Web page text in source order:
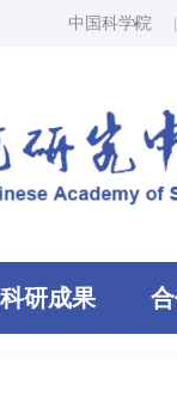
中国科学院
科研成果